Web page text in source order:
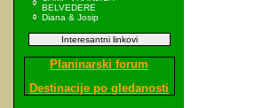
BELVEDERE
Diana & Josip
Interesantni linkovi
Planinarski forum
Destinacije po gledanosti